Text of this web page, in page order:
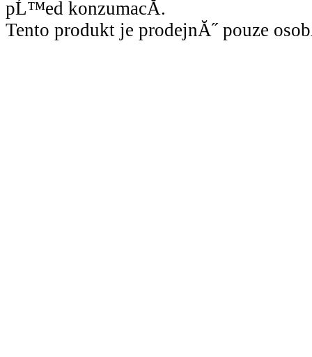
pĹ™ed konzumacĂ­.
Tento produkt je prodejnĂ˝ pouze